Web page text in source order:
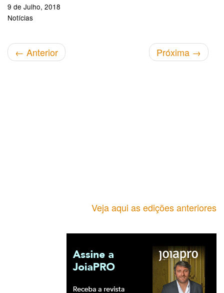
9 de Julho, 2018
Notícias
← Anterior Próxima →
Veja aqui as edições anteriores